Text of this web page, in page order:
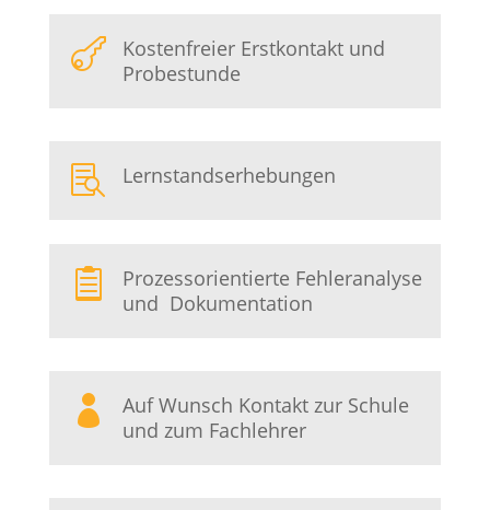

Kostenfreier Erstkontakt und
Probestunde
 Lernstandserhebungen

Prozessorientierte Fehleranalyse
und Dokumentation

Auf Wunsch Kontakt zur Schule
und zum Fachlehrer